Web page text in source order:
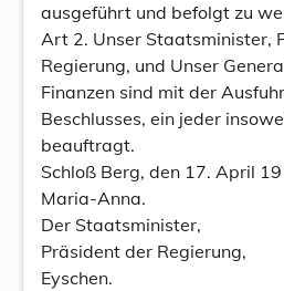
ausgeführt und befolgt zu
Art 2. Unser Staatsminister,
Regierung, und Unser
Finanzen sind mit der
Beschlusses, ein jeder
beauftragt.
Schloß Berg, den 17. April
Maria-Anna.
Der Staatsminister,
Präsident der Regierung,
Eyschen.